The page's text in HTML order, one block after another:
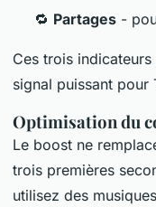
🔁 Partages -
Ces trois
signal puissant pour
Optimisation du
Le boost ne
trois premières
utilisez des